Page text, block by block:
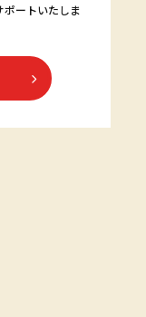
ポートいたしま